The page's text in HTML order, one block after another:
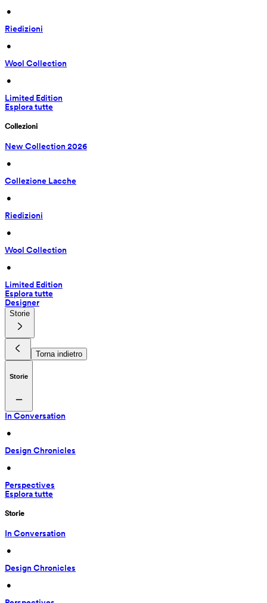
•
Riedizioni
•
Wool Collection
•
Limited Edition
Esplora tutte
Collezioni
New Collection 2026
•
Collezione Lacche
•
Riedizioni
•
Wool Collection
•
Limited Edition
Esplora tutte
Designer
Storie
Torna indietro
Storie
In Conversation
•
Design Chronicles
•
Perspectives
Esplora tutte
Storie
In Conversation
•
Design Chronicles
•